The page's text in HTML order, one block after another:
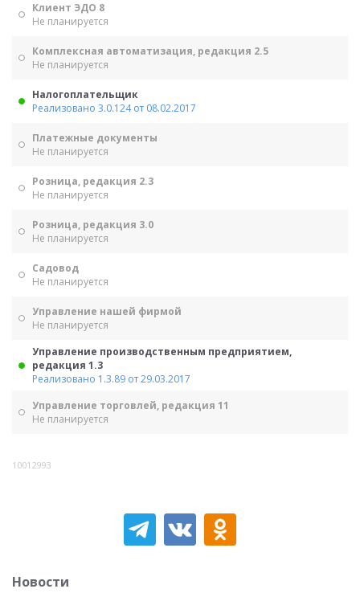
Клиент ЭДО 8
Не планируется
Комплексная автоматизация, редакция 2.5
Не планируется
Налогоплательщик
Реализовано 3.0.124 от 08.02.2017
Платежные документы
Не планируется
Розница, редакция 2.3
Не планируется
Розница, редакция 3.0
Не планируется
Садовод
Не планируется
Управление нашей фирмой
Не планируется
Управление производственным предприятием,
редакция 1.3
Реализовано 1.3.89 от 29.03.2017
Управление торговлей, редакция 11
Не планируется
10012993
Новости